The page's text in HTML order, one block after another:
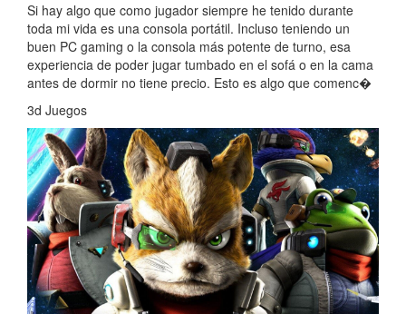
Si hay algo que como jugador siempre he tenido durante
toda mi vida es una consola portátil. Incluso teniendo un
buen PC gaming o la consola más potente de turno, esa
experiencia de poder jugar tumbado en el sofá o en la cama
antes de dormir no tiene precio. Esto es algo que comenc�
3d Juegos